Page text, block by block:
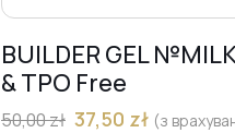
BUILDER GEL
& TPO Free
50,00zł 37,50 zł (з